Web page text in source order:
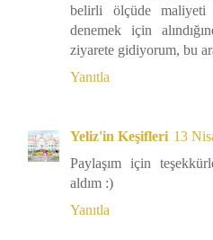
belirli ölçüde maliyeti
denemek için
ziyarete gidiyorum, bu
Yanıtla
Yeliz'in Keşifleri 13
Paylaşım için
aldım :)
Yanıtla